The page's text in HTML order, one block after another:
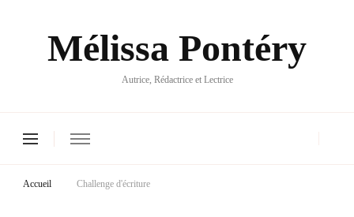
Mélissa Pontéry
Autrice, Rédactrice et Lectrice
Accueil Challenge d'écriture